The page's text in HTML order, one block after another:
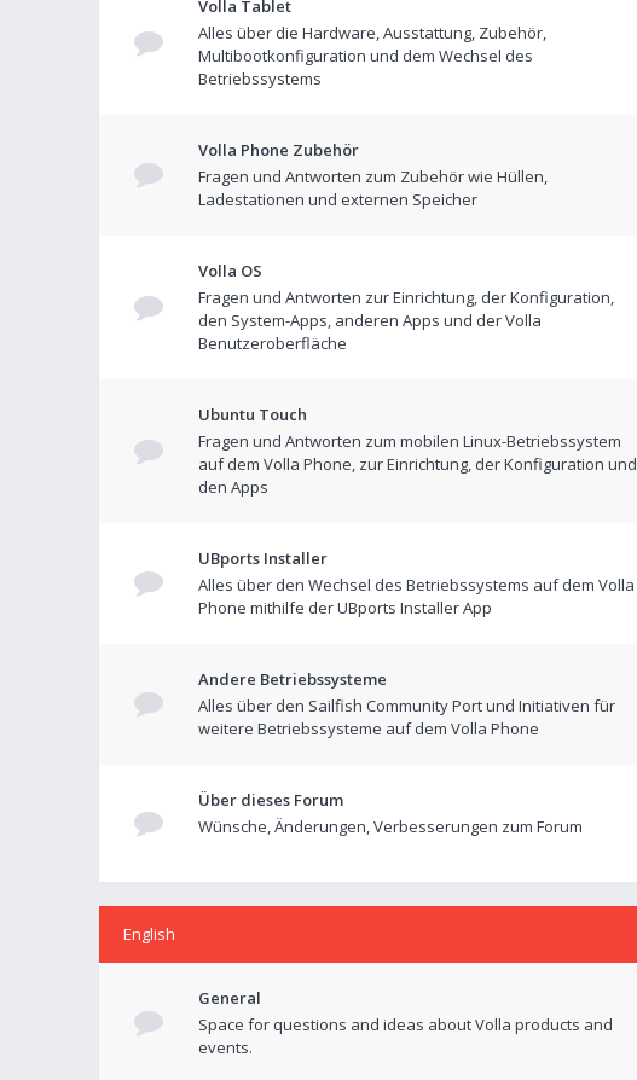
Volla Tablet
Alles über die Hardware, Ausstattung, Zubehör,
Multibootkonfiguration und dem Wechsel des
Betriebssystems
Volla Phone Zubehör
Fragen und Antworten zum Zubehör wie Hüllen,
Ladestationen und externen Speicher
Volla OS
Fragen und Antworten zur Einrichtung, der Konfiguration,
den System-Apps, anderen Apps und der Volla
Benutzeroberfläche
Ubuntu Touch
Fragen und Antworten zum mobilen Linux-Betriebssystem
auf dem Volla Phone, zur Einrichtung, der Konfiguration und
den Apps
UBports Installer
Alles über den Wechsel des Betriebssystems auf dem Volla
Phone mithilfe der UBports Installer App
Andere Betriebssysteme
Alles über den Sailfish Community Port und Initiativen für
weitere Betriebssysteme auf dem Volla Phone
Über dieses Forum
Wünsche, Änderungen, Verbesserungen zum Forum
English
General
Space for questions and ideas about Volla products and
events.